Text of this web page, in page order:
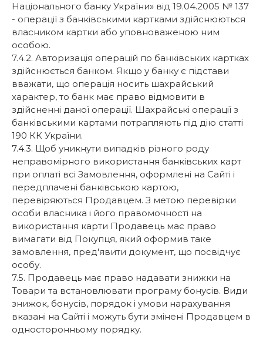
Національного банку України» від 19.04.2005 № 137
- операції з банківськими картками здійснюються
власником картки або уповноваженою ним
особою.
7.4.2. Авторизація операцій по банківських картках
здійснюється банком. Якщо у банку є підстави
вважати, що операція носить шахрайський
характер, то банк має право відмовити в
здійсненні даної операції. Шахрайські операції з
банківськими картами потрапляють під дію статті
190 КК України.
7.4.3. Щоб уникнути випадків різного роду
неправомірного використання банківських карт
при оплаті всі Замовлення, оформлені на Сайті і
передплачені банківською картою,
перевіряються Продавцем. З метою перевірки
особи власника і його правомочності на
використання карти Продавець має право
вимагати від Покупця, який оформив таке
замовлення, пред'явити документ, що посвідчує
особу.
7.5. Продавець має право надавати знижки на
Товари та встановлювати програму бонусів. Види
знижок, бонусів, порядок і умови нарахування
вказані на Сайті і можуть бути змінені Продавцем в
односторонньому порядку.